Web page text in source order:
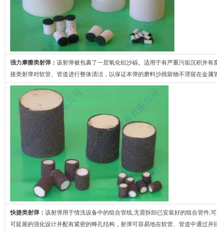
强力摩擦类射弹： 该射弹被包裹了一层氧化铝沙砾。适用于有严重污垢沉积并
接类射弹对软管、管道进行整体清洁，以保证本弹的磨料沙残留物不滞留在金属
快捷类射弹： 该射弹用于情洗设备中的组合管线,无需拆卸已安装好的组合管件,
可延展的强化设计并配有紧密的蜂孔结构，射弹可容易地在软管、管道中通过